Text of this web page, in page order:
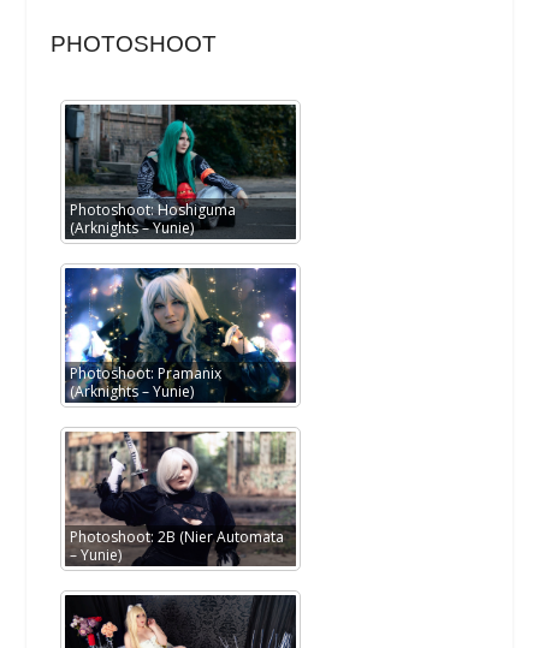
PHOTOSHOOT
Photoshoot: Hoshiguma
(Arknights – Yunie)
Photoshoot: Pramanix
(Arknights – Yunie)
Photoshoot: 2B (Nier Automata
– Yunie)